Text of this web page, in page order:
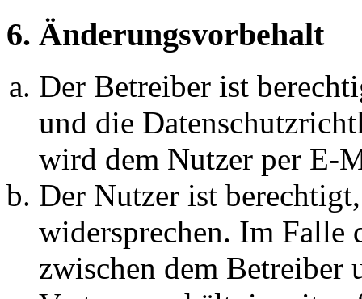
6. Änderungsvorbehalt
Der Betreiber ist
und die
wird dem Nutzer per E-
Der Nutzer ist
widersprechen. Im Falle
zwischen dem Betreiber